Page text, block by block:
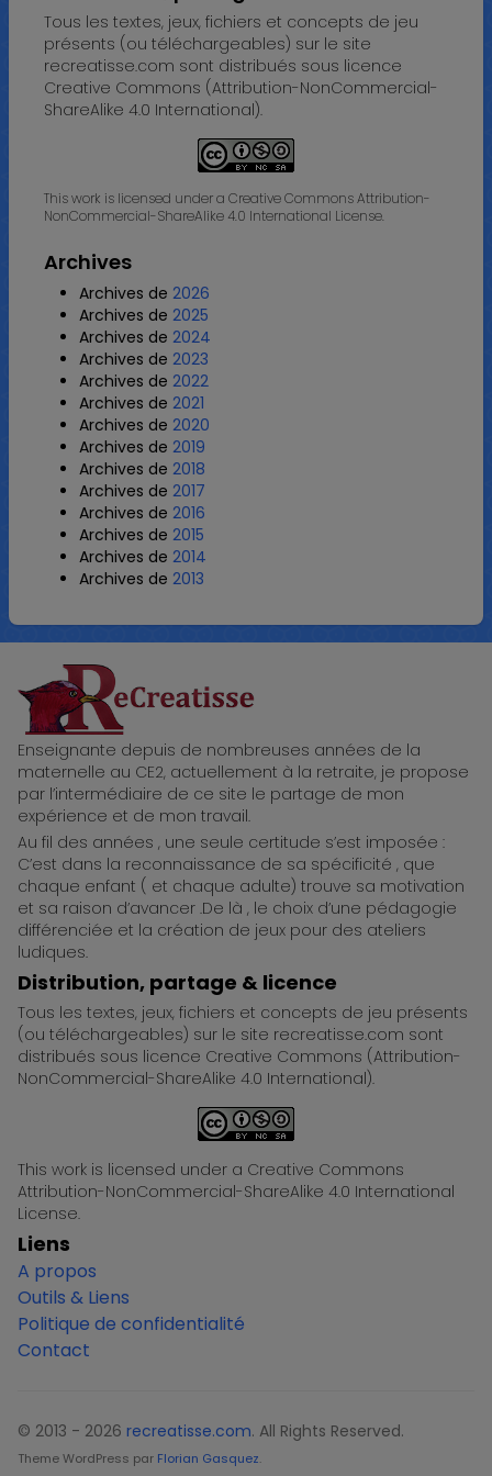
Tous les textes, jeux, fichiers et concepts de jeu
présents (ou téléchargeables) sur le site
recreatisse.com sont distribués sous licence
Creative Commons (Attribution-NonCommercial-
ShareAlike 4.0 International).
This work is licensed under a Creative Commons Attribution-
NonCommercial-ShareAlike 4.0 International License.
Archives
Archives de 2026
Archives de 2025
Archives de 2024
Archives de 2023
Archives de 2022
Archives de 2021
Archives de 2020
Archives de 2019
Archives de 2018
Archives de 2017
Archives de 2016
Archives de 2015
Archives de 2014
Archives de 2013
ReCreatisse
Enseignante depuis de nombreuses années de la
maternelle au CE2, actuellement à la retraite, je propose
par l’intermédiaire de ce site le partage de mon
expérience et de mon travail.
Au fil des années , une seule certitude s’est imposée :
C’est dans la reconnaissance de sa spécificité , que
chaque enfant ( et chaque adulte) trouve sa motivation
et sa raison d’avancer .De là , le choix d’une pédagogie
différenciée et la création de jeux pour des ateliers
ludiques.
Distribution, partage & licence
Tous les textes, jeux, fichiers et concepts de jeu présents
(ou téléchargeables) sur le site recreatisse.com sont
distribués sous licence Creative Commons (Attribution-
NonCommercial-ShareAlike 4.0 International).
This work is licensed under a Creative Commons
Attribution-NonCommercial-ShareAlike 4.0 International
License.
Liens
A propos
Outils & Liens
Politique de confidentialité
Contact
© 2013 - 2026 recreatisse.com. All Rights Reserved.
Theme WordPress par Florian Gasquez.